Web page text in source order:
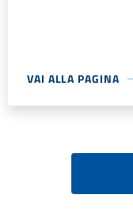
VAI ALLA PAGINA